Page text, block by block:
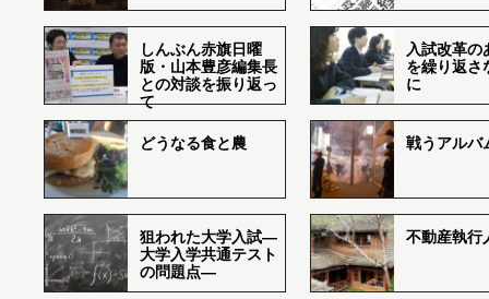
しんぶん赤旗日曜
版・山本豊彦編集長
との対談を振り返っ
て
入試改革の
を繰り返さ
に
どうなる食と農 戦うアルバ
狙われた大学入試―
大学入学共通テスト
の問題点―
不動産執行